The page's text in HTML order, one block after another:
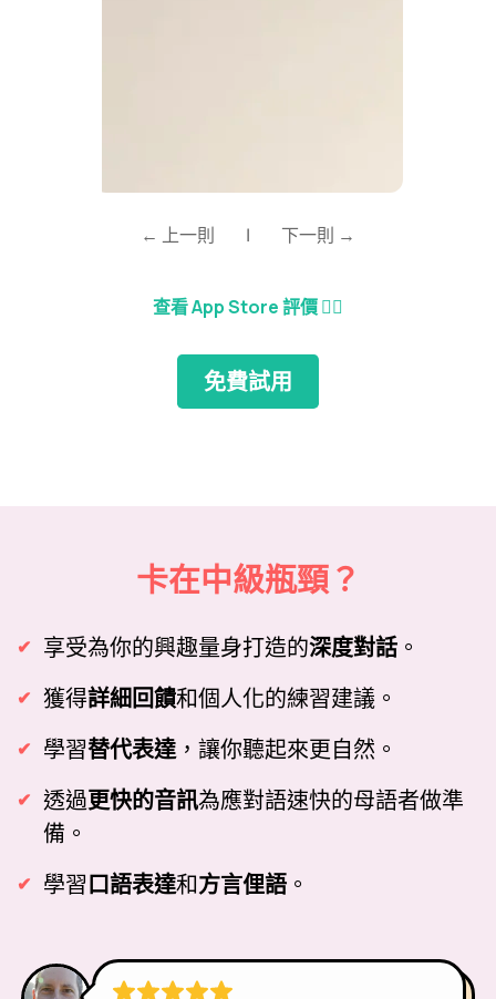
← 上一則 | 下一則 →
查看 App Store 評價👈🏼
免費試用
卡在中級瓶頸？
享受為你的興趣量身打造的深度對話 。
獲得詳細回饋和個人化的練習建議。
學習替代表達，讓你聽起來更自然。
透過更快的音訊為應對語速快的母語者做準
備。
學習口語表達和方言俚語 。